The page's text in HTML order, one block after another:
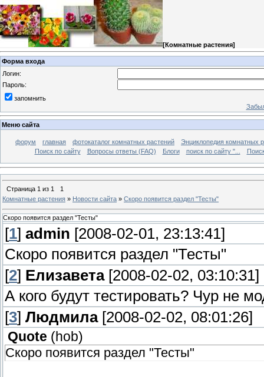
[Комнатные растения]
Форма входа
Логин:
Пароль:
запомнить
Меню сайта
форум главная фотокаталог комнатных растений
Энциклопедия комнатных
Поиск по сайту
Вопросы ответы (FAQ) Блоги поиск по сайту "...
Страница 1 из 1
1
Комнатные растения » Новости сайта » Скоро появится раздел "Тесты"
Скоро появится раздел "Тесты"
[1] admin [2008-02-01, 23:13:41]
Скоро появится раздел "Тесты"
[2] Елизавета[2008-02-02, 03:10:31]
А кого будут тестировать? Чур не
[3] Людмила[2008-02-02, 08:01:26]
Quote (hob)
Скоро появится раздел "Тесты"